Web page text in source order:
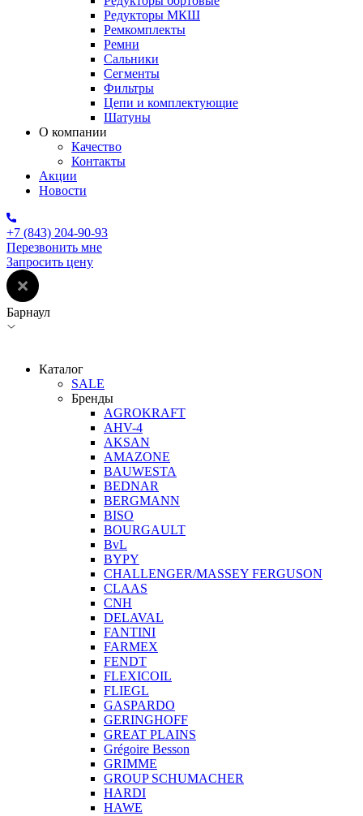
Редукторы МКШ
Ремкомплекты
Ремни
Сальники
Сегменты
Фильтры
Цепи и комплектующие
Шатуны
О компании
Качество
Контакты
Акции
Новости
+7 (843) 204-90-93
Перезвонить мне
Запросить цену
Барнаул
Каталог
SALE
Бренды
AGROKRAFT
AHV-4
AKSAN
AMAZONE
BAUWESTA
BEDNAR
BERGMANN
BISO
BOURGAULT
BvL
BYPY
CHALLENGER/MASSEY FERGUSON
CLAAS
CNH
DELAVAL
FANTINI
FARMEX
FENDT
FLEXICOIL
FLIEGL
GASPARDO
GERINGHOFF
GREAT PLAINS
Grégoire Besson
GRIMME
GROUP SCHUMACHER
HARDI
HAWE